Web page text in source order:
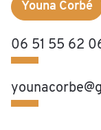
Youna Corbé
06 51 55 62